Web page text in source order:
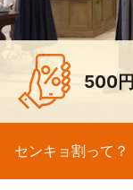
500
センキョ割って？